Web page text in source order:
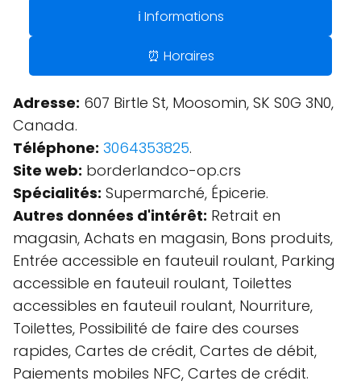
ℹ️ Informations
⏰ Horaires
Adresse: 607 Birtle St, Moosomin, SK S0G 3N0,
Canada.
Téléphone: 3064353825.
Site web: borderlandco-op.crs
Spécialités: Supermarché, Épicerie.
Autres données d'intérêt: Retrait en
magasin, Achats en magasin, Bons produits,
Entrée accessible en fauteuil roulant, Parking
accessible en fauteuil roulant, Toilettes
accessibles en fauteuil roulant, Nourriture,
Toilettes, Possibilité de faire des courses
rapides, Cartes de crédit, Cartes de débit,
Paiements mobiles NFC, Cartes de crédit.